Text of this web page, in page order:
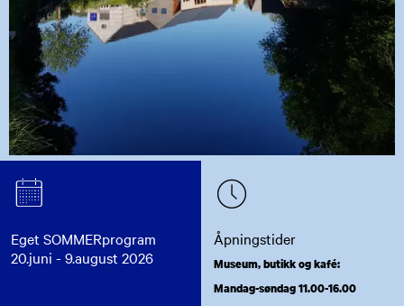
Eget SOMMERprogram
20.juni - 9.august 2026
Åpningstider
Museum, butikk og kafé:
Mandag-søndag 11.00-16.00